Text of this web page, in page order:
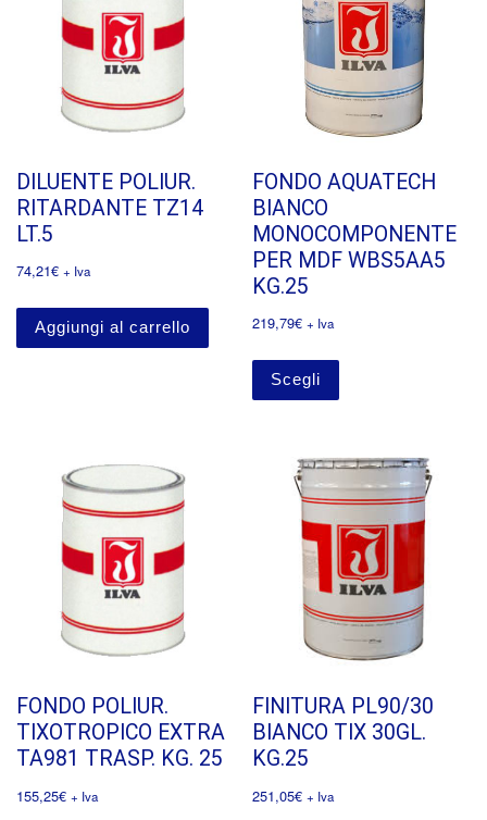
DILUENTE POLIUR.
RITARDANTE TZ14
LT.5
74,21€ + Iva
Aggiungi al carrello
FONDO AQUATECH
BIANCO
MONOCOMPONENTE
PER MDF WBS5AA5
KG.25
219,79€ + Iva
Scegli
FONDO POLIUR.
TIXOTROPICO EXTRA
TA981 TRASP. KG. 25
155,25€ + Iva
FINITURA PL90/30
BIANCO TIX 30GL.
KG.25
251,05€ + Iva